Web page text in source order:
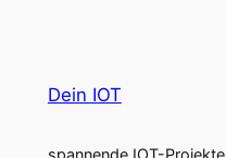
Dein IOT
spannende IOT-Projekte